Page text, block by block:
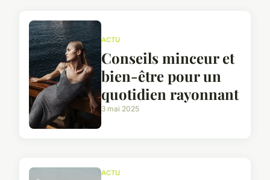
ACTU
Conseils minceur et
bien-être pour un
quotidien rayonnant
3 mai 2025
ACTU